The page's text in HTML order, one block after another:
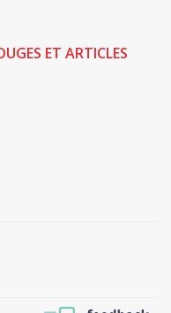
ET ARTICLES